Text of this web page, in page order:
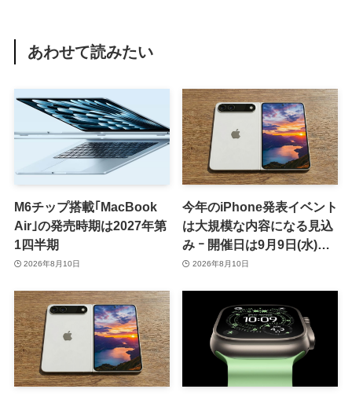
あわせて読みたい
M6チップ搭載｢MacBook
Air｣の発売時期は2027年第
1四半期
2026年8月10日
今年のiPhone発表イベント
は大規模な内容になる見込
み ｰ 開催日は9月9日(水)、
予約受付開始日は9月12日
2026年8月10日